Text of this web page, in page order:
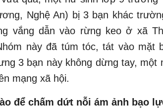
Nghệ An) bị 3 bạn khác
vắng dẫn vào rừng keo ở xã
này đã túm tóc, tát vào mặt
3 bạn này không dừng tay, một
mạng xã hội.
để chấm dứt nỗi ám ảnh bạo